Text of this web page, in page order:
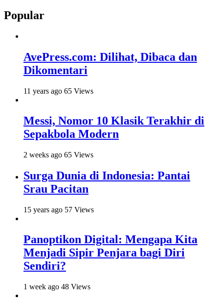
Popular
AvePress.com: Dilihat, Dibaca dan
Dikomentari
11 years ago 65 Views
Messi, Nomor 10 Klasik Terakhir di
Sepakbola Modern
2 weeks ago 65 Views
Surga Dunia di Indonesia: Pantai
Srau Pacitan
15 years ago 57 Views
Panoptikon Digital: Mengapa Kita
Menjadi Sipir Penjara bagi Diri
Sendiri?
1 week ago 48 Views